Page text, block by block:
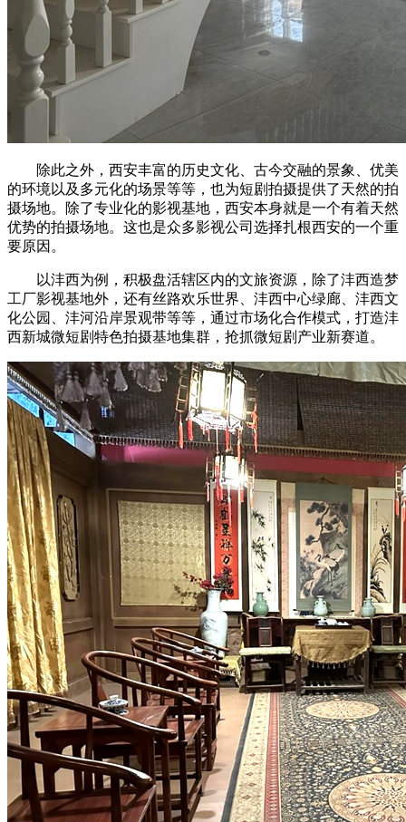
除此之外，西安丰富的历史文化、古今交融的景象、优美
的环境以及多元化的场景等等，也为短剧拍摄提供了天然的拍
摄场地。除了专业化的影视基地，西安本身就是一个有着天然
优势的拍摄场地。这也是众多影视公司选择扎根西安的一个重
要原因。
以沣西为例，积极盘活辖区内的文旅资源，除了沣西造梦
工厂影视基地外，还有丝路欢乐世界、沣西中心绿廊、沣西文
化公园、沣河沿岸景观带等等，通过市场化合作模式，打造沣
西新城微短剧特色拍摄基地集群，抢抓微短剧产业新赛道。